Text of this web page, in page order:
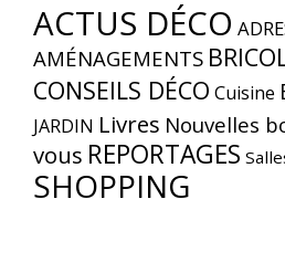
ACTUS DÉCO
AMÉNAGEMENTS
CONSEILS DÉCO Cuisine
JARDIN Livres Nouvelles
vous REPORTAGES
SHOPPING